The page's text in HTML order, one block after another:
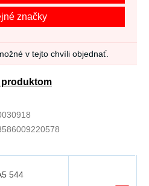
značky
v tejto chvíli objednať.